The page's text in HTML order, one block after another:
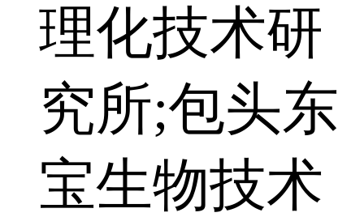
理化技术研
究所;包头东
宝生物技术